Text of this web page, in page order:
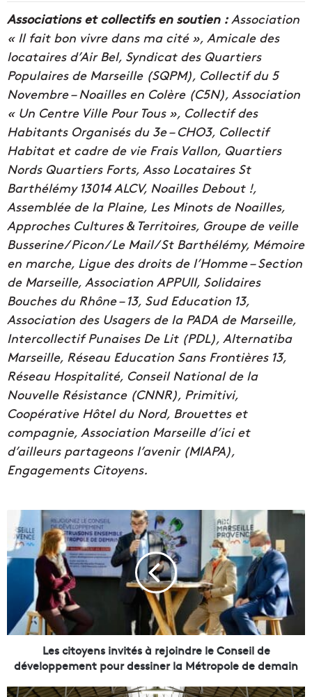
Associations et collectifs en soutien :Association
« Il fait bon vivre dans ma cité », Amicale des
locataires d’Air Bel, Syndicat des Quartiers
Populaires de Marseille (SQPM), Collectif du 5
Novembre – Noailles en Colère (C5N), Association
« Un Centre Ville Pour Tous », Collectif des
Habitants Organisés du 3e – CHO3, Collectif
Habitat et cadre de vie Frais Vallon, Quartiers
Nords Quartiers Forts, Asso Locataires St
Barthélémy 13014 ALCV, Noailles Debout !,
Assemblée de la Plaine, Les Minots de Noailles,
Approches Cultures & Territoires, Groupe de veille
Busserine/ Picon/ Le Mail/ St Barthélémy, Mémoire
en marche, Ligue des droits de l’Homme – Section
de Marseille, Association APPUII, Solidaires
Bouches du Rhône – 13, Sud Education 13,
Association des Usagers de la PADA de Marseille,
Intercollectif Punaises De Lit (PDL), Alternatiba
Marseille, Réseau Education Sans Frontières 13,
Réseau Hospitalité, Conseil National de la
Nouvelle Résistance (CNNR), Primitivi,
Coopérative Hôtel du Nord, Brouettes et
compagnie, Association Marseille d’ici et
d’ailleurs partageons l’avenir (MIAPA),
Engagements Citoyens.
s
c
e
n
Les citoyens invités à rejoindre le Conseil de
développement pour dessiner la Métropole de demain
J